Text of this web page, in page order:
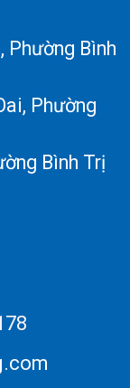
Phường Bình
Phường
Bình Trị